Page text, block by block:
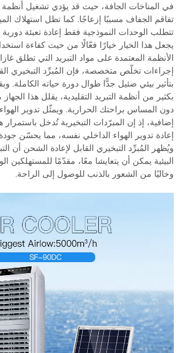
في المناخات الجافة، حيث قد يؤدي تشغيل أنظمة
تفاقم الجفاف مسببًا إزعاجًا. كما تظل استهلاك
تتطلب الوحدات النموذجية فقط إعادة تعبئة دورية
يجعل هذا الخيار خيارًا فعّالًا من حيث كفاءة
الأنظمة المعتمدة على مواد التبريد التي تطلق
إجراءات تخلّص متخصصة، فإن المُبرِّد التبخيري
بتأثير بيئي ضئيل جدًّا طوال دورة حياته الكاملة.
بكثير من أنظمة التبريد التقليدية، يقلل هذا
دون المساس براحتك الحرارية. ويمثّل تدوير الهواء
إضافية، إذ إن المبرّدات التبخيرية تُدخل باستمرار
إعادة تدوير الهواء الداخلي نفسه، مما يحسّن
ويُظهر المُبرِّد التبخيري القابل لإعادة الشحن أن
البيئية يمكن أن يتعايشا معًا، مقدّمًا للمستهلكين
وخاليًا من الشعور بالذنب للوصول إلى الراحة.